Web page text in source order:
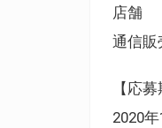
店舗
通信販
【応募
2020